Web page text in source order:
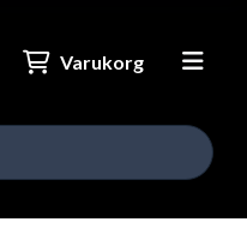
Varukorg